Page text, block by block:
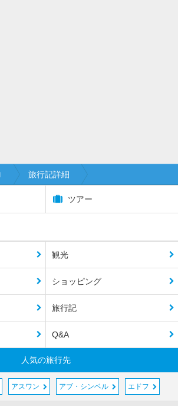
旅行記詳細
ツアー
観光
ショッピング
旅行記
Q&A
人気の旅行先
アスワン アブ・シンベル エドフ